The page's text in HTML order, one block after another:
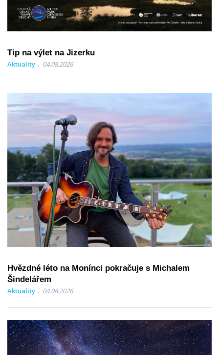
Tip na výlet na Jizerku
Aktuality 04.08.2026
Hvězdné léto na Monínci pokračuje s Michalem
Šindelářem
Aktuality 04.08.2026